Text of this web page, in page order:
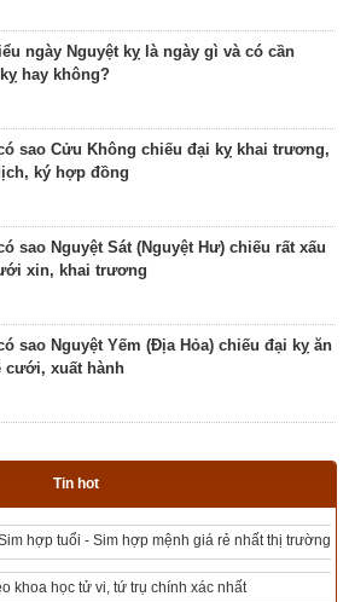
ngày có Sao Tỉnh chiếu là ngày tốt hay
ngày có Sao Sâm chiếu là ngày tốt hay
ngày có Sao Chủy là ngày tốt hay ngày
ngày có Sao Tất chiếu là ngày tốt hay
nghĩa Mão Nhật Kê
ngày có Sao Vị chiếu là ngày tốt hay
nghĩa Vị Thổ Trĩ
ngày Nguyệt kỵ là ngày gì và có cần
hay không?
sao Cửu Không chiếu đại kỵ khai trương,
ký hợp đồng
sao Nguyệt Sát (Nguyệt Hư) chiếu rất xấu
xin, khai trương
sao Nguyệt Yếm (Địa Hỏa) chiếu đại kỵ ăn
cưới, xuất hành
hỏi, giao dịch, khai trương
sao xấu Thiên Tặc trực chiếu đại kỵ xuất
trương
Tin hot
hợp tuổi - Sim hợp mệnh giá rẻ nhất thị trường
khoa học tử vi, tứ trụ chính xác nhất